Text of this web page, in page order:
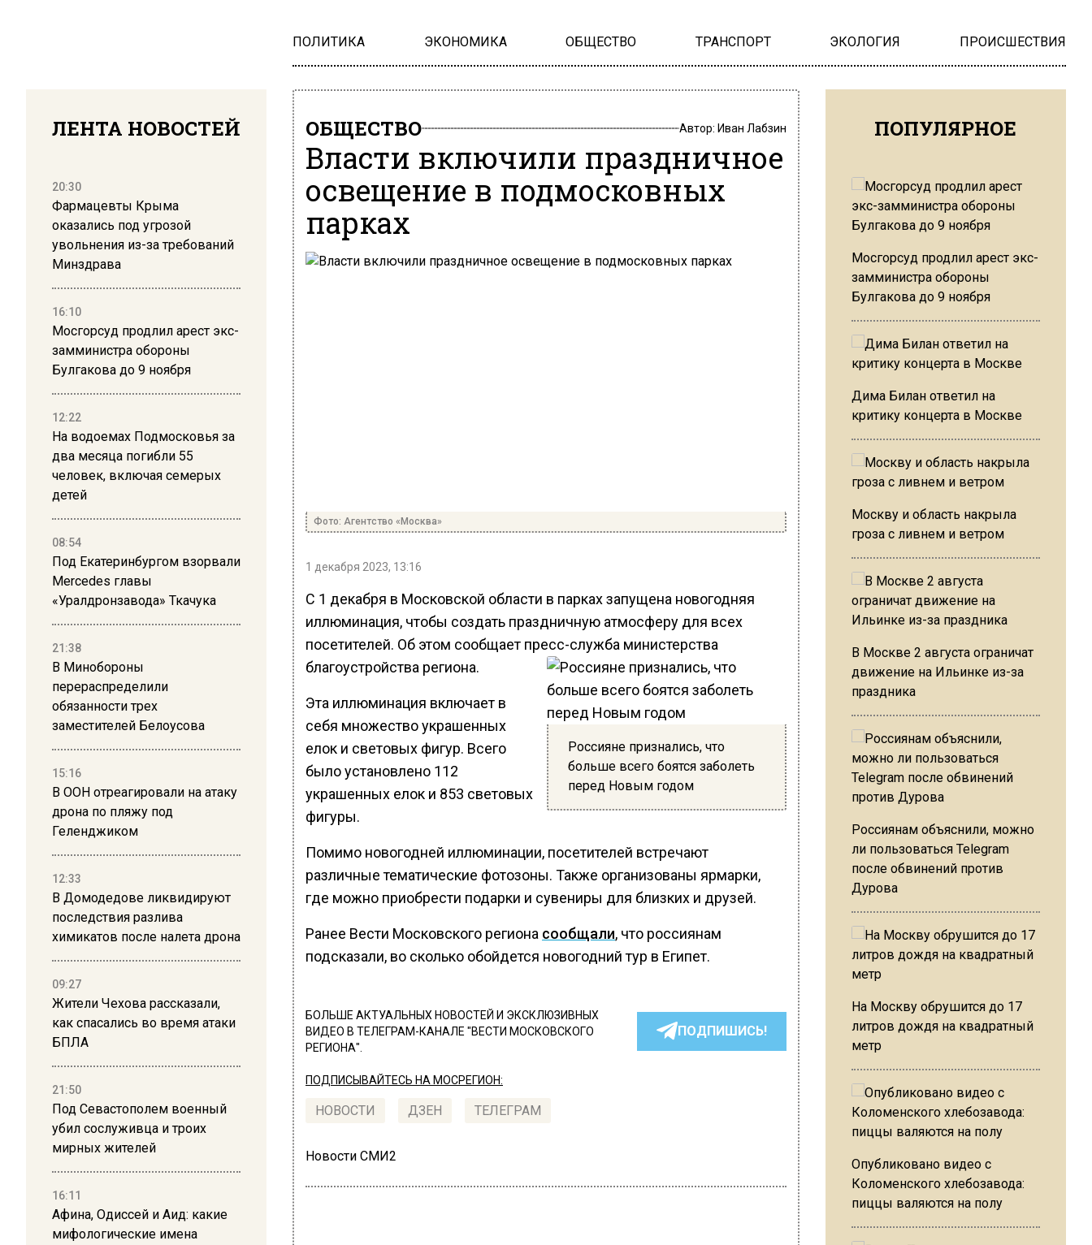
ПОЛИТИКА ЭКОНОМИКА ОБЩЕСТВО ТРАНСПОРТ ЭКОЛОГИЯ ПРОИСШЕСТВИЯ
ЛЕНТА НОВОСТЕЙ
20:30
Фармацевты Крыма
оказались под угрозой
увольнения из-за требований
Минздрава
16:10
Мосгорсуд продлил арест экс-
замминистра обороны
Булгакова до 9 ноября
12:22
На водоемах Подмосковья за
два месяца погибли 55
человек, включая семерых
детей
08:54
Под Екатеринбургом взорвали
Mercedes главы
«Уралдронзавода» Ткачука
21:38
В Минобороны
перераспределили
обязанности трех
заместителей Белоусова
15:16
В ООН отреагировали на атаку
дрона по пляжу под
Геленджиком
12:33
В Домодедове ликвидируют
последствия разлива
химикатов после налета дрона
09:27
Жители Чехова рассказали,
как спасались во время атаки
БПЛА
21:50
Под Севастополем военный
убил сослуживца и троих
мирных жителей
16:11
Афина, Одиссей и Аид: какие
мифологические имена
ОБЩЕСТВО Автор: Иван Лабзин
Власти включили праздничное
освещение в подмосковных
парках
Фото: Агентство «Москва»
1 декабря 2023, 13:16
С 1 декабря в Московской области в парках запущена новогодняя
иллюминация, чтобы создать праздничную атмосферу для всех
посетителей. Об этом сообщает пресс-служба министерства
благоустройства региона.
Россияне признались, что
больше всего боятся заболеть
перед Новым годом
Эта иллюминация включает в
себя множество украшенных
елок и световых фигур. Всего
было установлено 112
украшенных елок и 853 световых
фигуры.
Помимо новогодней иллюминации, посетителей встречают
различные тематические фотозоны. Также организованы ярмарки,
где можно приобрести подарки и сувениры для близких и друзей.
Ранее Вести Московского региона сообщали, что россиянам
подсказали, во сколько обойдется новогодний тур в Египет.
БОЛЬШЕ АКТУАЛЬНЫХ НОВОСТЕЙ И ЭКСКЛЮЗИВНЫХ
ВИДЕО В ТЕЛЕГРАМ-КАНАЛЕ "ВЕСТИ МОСКОВСКОГО
РЕГИОНА".
ПОДПИШИСЬ!
ПОДПИСЫВАЙТЕСЬ НА МОСРЕГИОН:
НОВОСТИ ДЗЕН ТЕЛЕГРАМ
Новости СМИ2
ПОПУЛЯРНОЕ
Мосгорсуд продлил арест экс-
замминистра обороны
Булгакова до 9 ноября
Дима Билан ответил на
критику концерта в Москве
Москву и область накрыла
гроза с ливнем и ветром
В Москве 2 августа ограничат
движение на Ильинке из-за
праздника
Россиянам объяснили, можно
ли пользоваться Telegram
после обвинений против
Дурова
На Москву обрушится до 17
литров дождя на квадратный
метр
Опубликовано видео с
Коломенского хлебозавода:
пиццы валяются на полу